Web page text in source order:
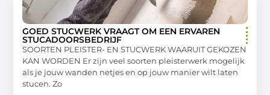
GOED STUCWERK VRAAGT OM EEN ERVAREN
STUCADOORSBEDRIJF
SOORTEN PLEISTER- EN STUCWERK WAARUIT GEKOZEN
KAN WORDEN Er zijn veel soorten pleisterwerk mogelijk
als je jouw wanden netjes en op jouw manier wilt laten
stucen. Zo